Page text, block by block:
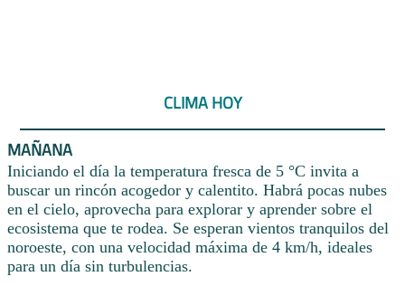
CLIMA HOY
MAÑANA
Iniciando el día la temperatura fresca de 5 °C invita a
buscar un rincón acogedor y calentito. Habrá pocas nubes
en el cielo, aprovecha para explorar y aprender sobre el
ecosistema que te rodea. Se esperan vientos tranquilos del
noroeste, con una velocidad máxima de 4 km/h, ideales
para un día sin turbulencias.